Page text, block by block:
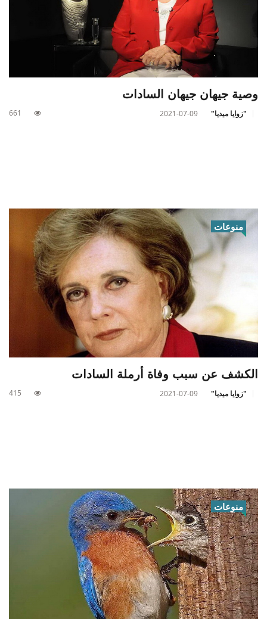
وصية جيهان جيهان السادات
"زوايا ميديا" 2021-07-09
661
منوعات
الكشف عن سبب وفاة أرملة السادات
"زوايا ميديا" 2021-07-09
415
منوعات